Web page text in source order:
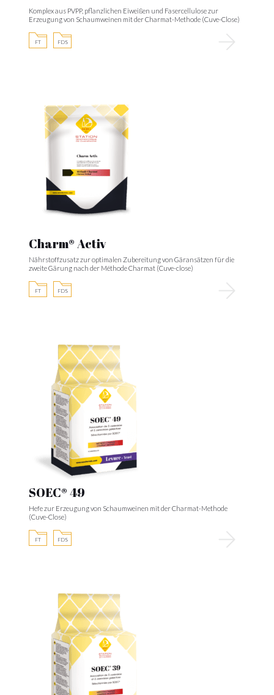
Komplex aus PVPP, pflanzlichen Eiweißen und Fasercellulose zur
Erzeugung von Schaumweinen mit der Charmat-Methode (Cuve-Close)
FT FDS
Charm® Activ
Nährstoffzusatz zur optimalen Zubereitung von Gäransätzen für die
zweite Gärung nach der Méthode Charmat (Cuve-close)
FT FDS
SOEC® 49
Hefe zur Erzeugung von Schaumweinen mit der Charmat-Methode
(Cuve-Close)
FT FDS